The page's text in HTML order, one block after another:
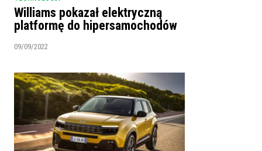
Williams pokazał elektryczną
platformę do hipersamochodów
09/09/2022